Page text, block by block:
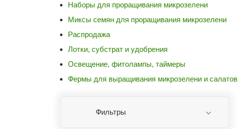
Наборы для проращивания микрозелени
Миксы семян для проращивания микрозелени
Распродажа
Лотки, субстрат и удобрения
Освещение, фитолампы, таймеры
Фермы для выращивания микрозелени и салатов
Фильтры